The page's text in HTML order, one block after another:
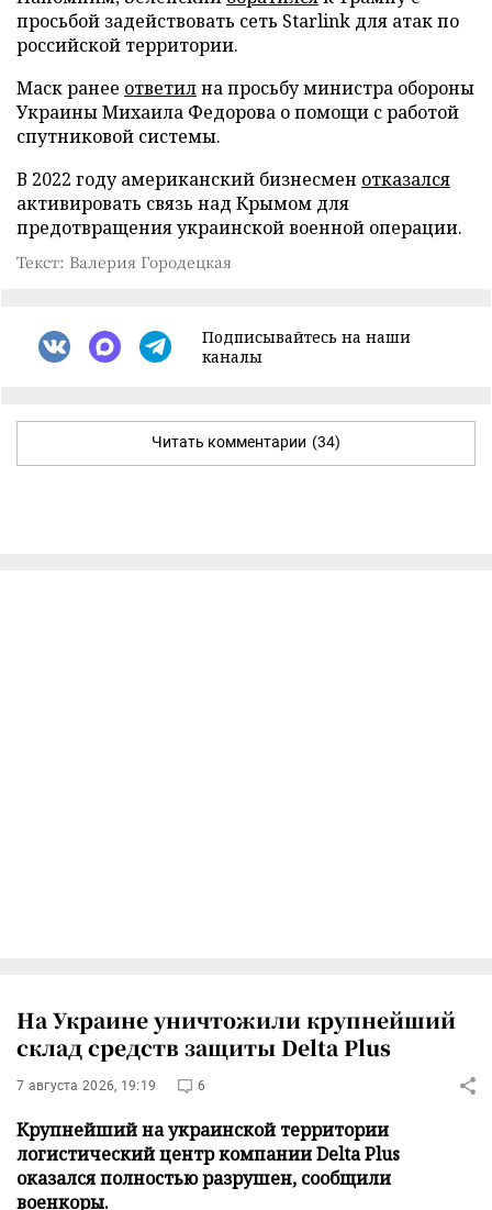
просьбой задействовать сеть Starlink для атак по
российской территории.
Маск ранее ответилна просьбу министра обороны
Украины Михаила Федорова о помощи с работой
спутниковой системы.
В 2022 году американский бизнесмен отказался
активировать связь над Крымом для
предотвращения украинской военной операции.
Текст: Валерия Городецкая
Подписывайтесь на наши
каналы
Читать комментарии (34)
На Украине уничтожили крупнейший
склад средств защиты Delta Plus
7 августа 2026, 19:19 6
Крупнейший на украинской территории
логистический центр компании Delta Plus
оказался полностью разрушен, сообщили
военкоры.